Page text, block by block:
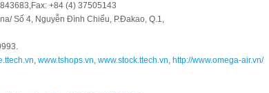
+84 (4) 37505143
Số 4, Nguyễn Đình Chiểu, P.Đakao, Q.1,
, www.tshops.vn, www.stock.ttech.vn, http://www.omega-air.vn/